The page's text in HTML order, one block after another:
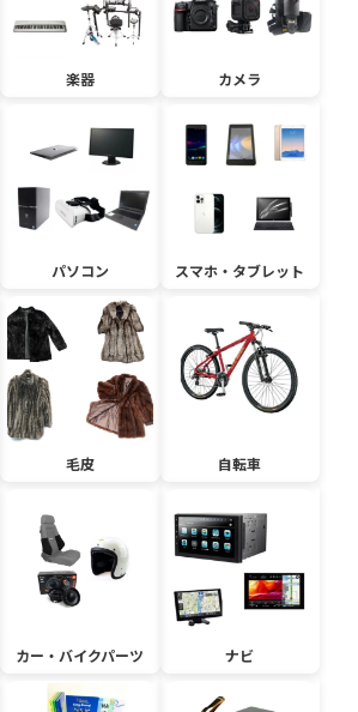
楽器 カメラ
パソコン スマホ・タブレット
毛皮 自転車
カー・バイクパーツ ナビ